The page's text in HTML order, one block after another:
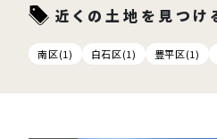
近くの土地を見つけ
南区(1) 白石区(1) 豊平区(1)